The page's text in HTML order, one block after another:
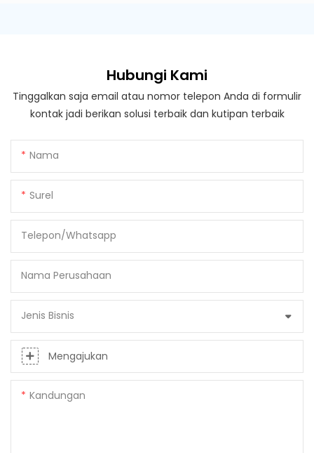
Hubungi Kami
Tinggalkan saja email atau nomor telepon Anda di formulir
kontak jadi berikan solusi terbaik dan kutipan terbaik
Nama
Surel
Telepon/whatsapp
Nama Perusahaan
Jenis Bisnis
Mengajukan
Kandungan